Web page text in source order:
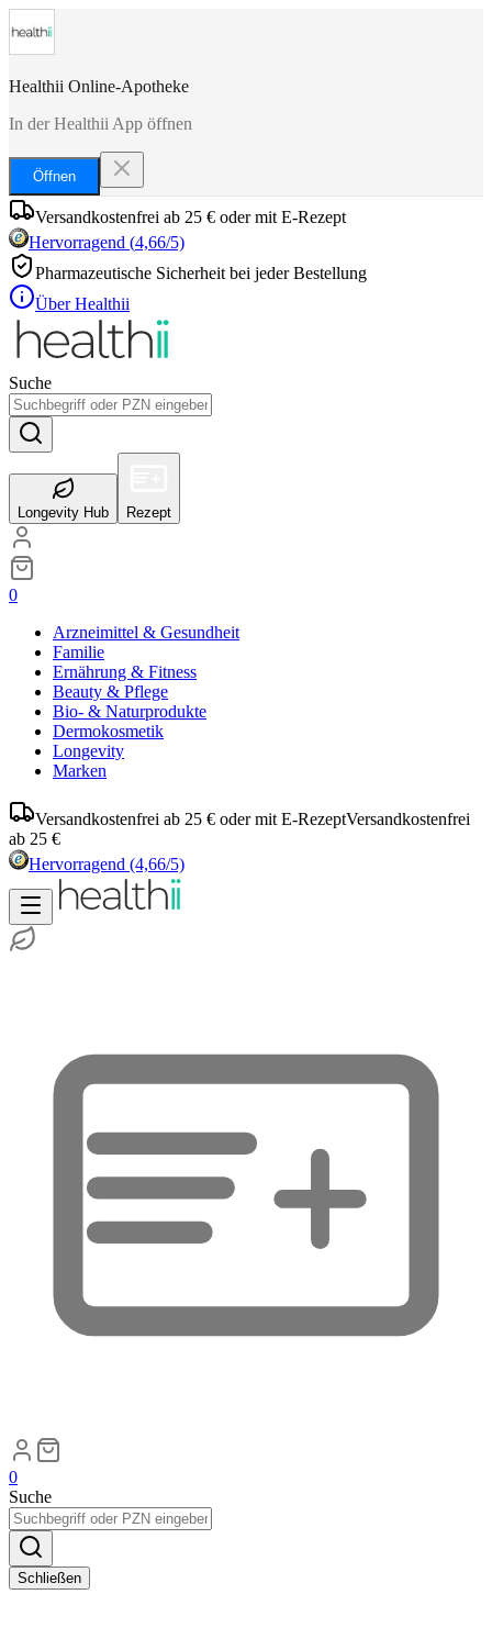
Healthii Online-Apotheke
In der Healthii App öffnen
Öffnen
Versandkostenfrei ab 25 € oder mit E-Rezept
Hervorragend (4,66/5)
Pharmazeutische Sicherheit bei jeder Bestellung
Über Healthii
Suche
Longevity Hub Rezept
0
Arzneimittel & Gesundheit
Familie
Ernährung & Fitness
Beauty & Pflege
Bio- & Naturprodukte
Dermokosmetik
Longevity
Marken
Versandkostenfrei ab 25 € oder mit E-RezeptVersandkostenfrei
ab 25 €
Hervorragend (4,66/5)
0
Suche
Schließen